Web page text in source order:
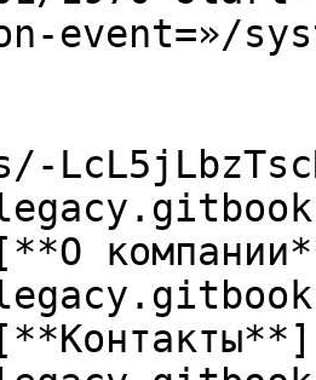
event=»/